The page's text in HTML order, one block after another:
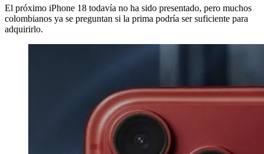
El próximo iPhone 18 todavía no ha sido presentado, pero muchos
colombianos ya se preguntan si la prima podría ser suficiente para
adquirirlo.